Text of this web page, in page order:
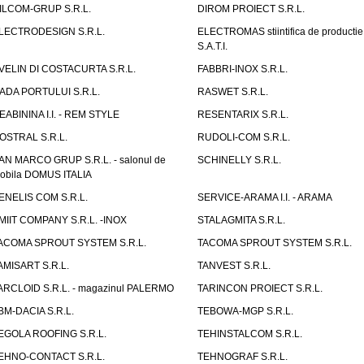
GRUP S.R.L.
DIROM PROIECT S.R.L.
S.R.L.
ELECTROMAS stiintifica de productie
S.A.T.I.
DI COSTACURTA S.R.L.
FABBRI-INOX S.R.L.
PORTULUI S.R.L.
RASWET S.R.L.
I.I. - REM STYLE
RESENTARIX S.R.L.
S.R.L.
RUDOLI-COM S.R.L.
MARCO GRUP S.R.L. - salonul de
DOMUS ITALIA
SCHINELLY S.R.L.
COM S.R.L.
SERVICE-ARAMA I.I. - ARAMA
COMPANY S.R.L. -INOX
STALAGMITA S.R.L.
SPROUT SYSTEM S.R.L.
TACOMA SPROUT SYSTEM S.R.L.
S.R.L.
TANVEST S.R.L.
S.R.L. - magazinul PALERMO
TARINCON PROIECT S.R.L.
DACIA S.R.L.
TEBOWA-MGP S.R.L.
ROOFING S.R.L.
TEHINSTALCOM S.R.L.
CONTACT S.R.L.
TEHNOGRAF S.R.L.